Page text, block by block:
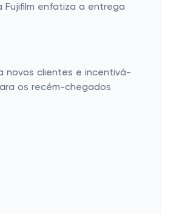
Fujifilm enfatiza a entrega
novos clientes e incentivá-
os recém-chegados